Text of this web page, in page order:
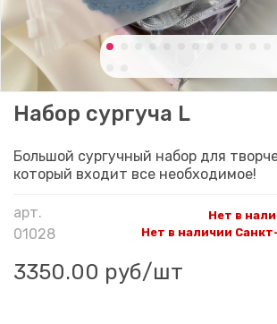
арт.
01028
Нет в
Нет в наличии
Набор сургуча L
3350.00 руб/шт
Большой сургучный набор для
который входит все необходимое!